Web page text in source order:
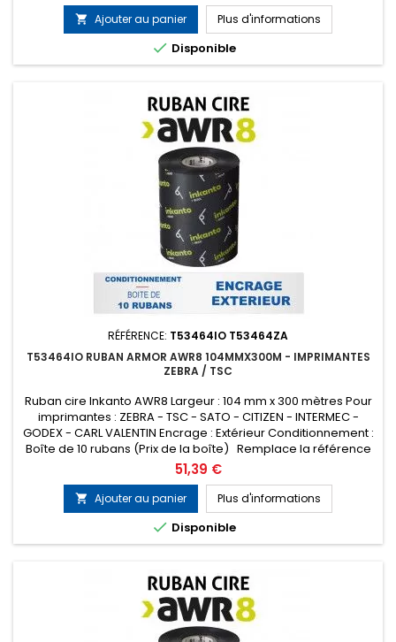
 Ajouter au panier Plus d'informations
 Disponible
RÉFÉRENCE: T53464IO T53464ZA
T53464IO RUBAN ARMOR AWR8 104MMX300M - IMPRIMANTES
ZEBRA / TSC
Ruban cire Inkanto AWR8 Largeur : 104 mm x 300 mètres Pour
imprimantes : ZEBRA - TSC - SATO - CITIZEN - INTERMEC -
GODEX - CARL VALENTIN Encrage : Extérieur Conditionnement :
Boîte de 10 rubans (Prix de la boîte) Remplace la référence
ARMOR T53464ZA
Prix
51,39 €
 Ajouter au panier Plus d'informations
 Disponible